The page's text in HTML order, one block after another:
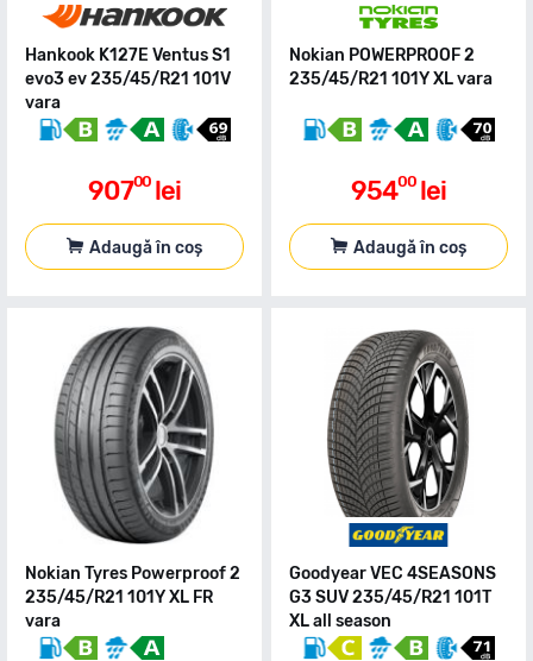
Hankook K127E Ventus S1
evo3 ev 235/45/R21 101V
vara
90700 lei
Adaugă în coș
Nokian POWERPROOF 2
235/45/R21 101Y XL vara
95400 lei
Adaugă în coș
Nokian Tyres Powerproof 2
235/45/R21 101Y XL FR
vara
Goodyear VEC 4SEASONS
G3 SUV 235/45/R21 101T
XL all season